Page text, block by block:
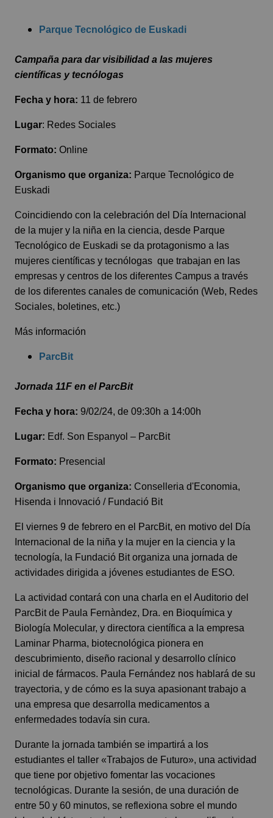
Parque Tecnológico de Euskadi
Campaña para dar visibilidad a las mujeres
científicas y tecnólogas
Fecha y hora: 11 de febrero
Lugar: Redes Sociales
Formato: Online
Organismo que organiza: Parque Tecnológico de
Euskadi
Coincidiendo con la celebración del Día Internacional
de la mujer y la niña en la ciencia, desde Parque
Tecnológico de Euskadi se da protagonismo a las
mujeres científicas y tecnólogas que trabajan en las
empresas y centros de los diferentes Campus a través
de los diferentes canales de comunicación (Web, Redes
Sociales, boletines, etc.)
Más información
ParcBit
Jornada 11F en el ParcBit
Fecha y hora: 9/02/24, de 09:30h a 14:00h
Lugar: Edf. Son Espanyol – ParcBit
Formato: Presencial
Organismo que organiza: Conselleria d'Economia,
Hisenda i Innovació / Fundació Bit
El viernes 9 de febrero en el ParcBit, en motivo del Día
Internacional de la niña y la mujer en la ciencia y la
tecnología, la Fundació Bit organiza una jornada de
actividades dirigida a jóvenes estudiantes de ESO.
La actividad contará con una charla en el Auditorio del
ParcBit de Paula Fernàndez, Dra. en Bioquímica y
Biología Molecular, y directora científica a la empresa
Laminar Pharma, biotecnológica pionera en
descubrimiento, diseño racional y desarrollo clínico
inicial de fármacos. Paula Fernández nos hablará de su
trayectoria, y de cómo es la suya apasionant trabajo a
una empresa que desarrolla medicamentos a
enfermedades todavía sin cura.
Durante la jornada también se impartirá a los
estudiantes el taller «Trabajos de Futuro», una actividad
que tiene por objetivo fomentar las vocaciones
tecnológicas. Durante la sesión, de una duración de
entre 50 y 60 minutos, se reflexiona sobre el mundo